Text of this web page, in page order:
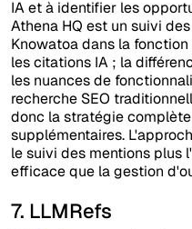
IA et à identifier les
Athena HQ est un suivi
Knowatoa dans la
les citations IA ; la
les nuances de
recherche SEO
donc la stratégie
supplémentaires.
le suivi des mentions plus
efficace que la gestion
7. LLMRefs